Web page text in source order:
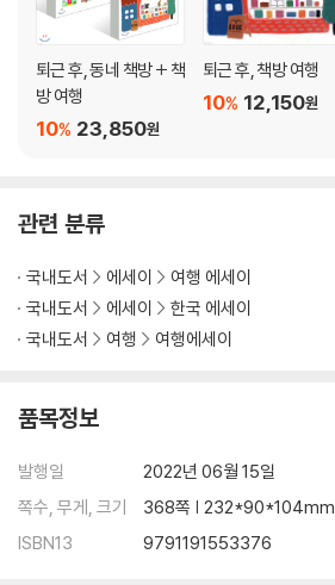
용인 | 마을회관
이천 | 오월의 푸른하늘
인천 | Cosmo40 모두의 서재
화성 | 문화살롱 다락
퇴근 후, 동네 책방 + 책
방 여행
23,850원
10%
퇴근 후, 책방 여행
12,150원
10%
관련 분류
국내도서 에세이
여행 에세이
국내도서
에세이
한국 에세이
국내도서
여행 여행에세이
품목정보
발행일
2022년 06월 15일
쪽수, 무게, 크기
368쪽 | 232*90*104mm
ISBN13
9791191553376